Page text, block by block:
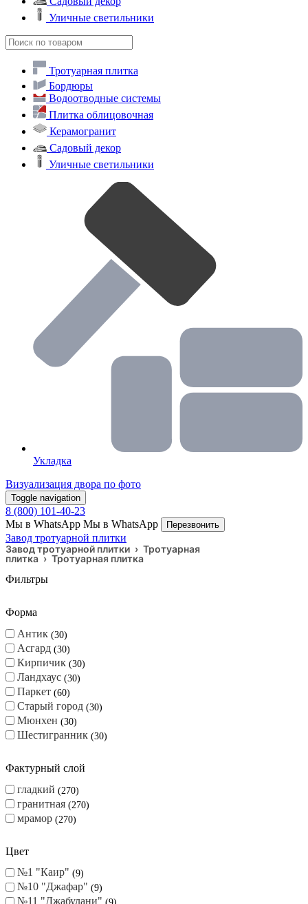
Уличные светильники
Тротуарная плитка
Бордюры
Водоотводные системы
Плитка облицовочная
Керамогранит
Садовый декор
Уличные светильники
Укладка
Визуализация двора по фото
Toggle navigation
8 (800) 101-40-23
Мы в WhatsApp Мы в WhatsApp Перезвонить
Завод тротуарной плитки
Завод тротуарной плитки › Тротуарная
плитка › Тротуарная плитка
Фильтры
Форма
Антик 30
Асгард 30
Кирпичик 30
Ландхаус 30
Паркет 60
Старый город 30
Мюнхен 30
Шестигранник 30
Фактурный слой
гладкий
270
гранитная 270
мрамор 270
Цвет
№1 "Каир"
9
№10 "Джафар" 9
№11 "Джабулани"